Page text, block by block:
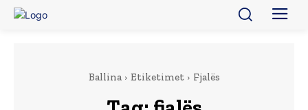
Ballina Etiketimet Fjalës